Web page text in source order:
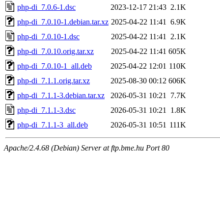
php-di_7.0.6-1.dsc
2023-12-17 21:43 2.1K
php-di_7.0.10-1.debian.tar.xz 2025-04-22 11:41
6.9K
php-di_7.0.10-1.dsc
2025-04-22 11:41
2.1K
php-di_7.0.10.orig.tar.xz
2025-04-22 11:41 605K
php-di_7.0.10-1_all.deb
2025-04-22 12:01 110K
php-di_7.1.1.orig.tar.xz
2025-08-30 00:12 606K
php-di_7.1.1-3.debian.tar.xz
2026-05-31 10:21
7.7K
php-di_7.1.1-3.dsc
2026-05-31 10:21
1.8K
php-di_7.1.1-3_all.deb
2026-05-31 10:51 111K
Apache/2.4.68 (Debian) Server at ftp.bme.hu Port 80